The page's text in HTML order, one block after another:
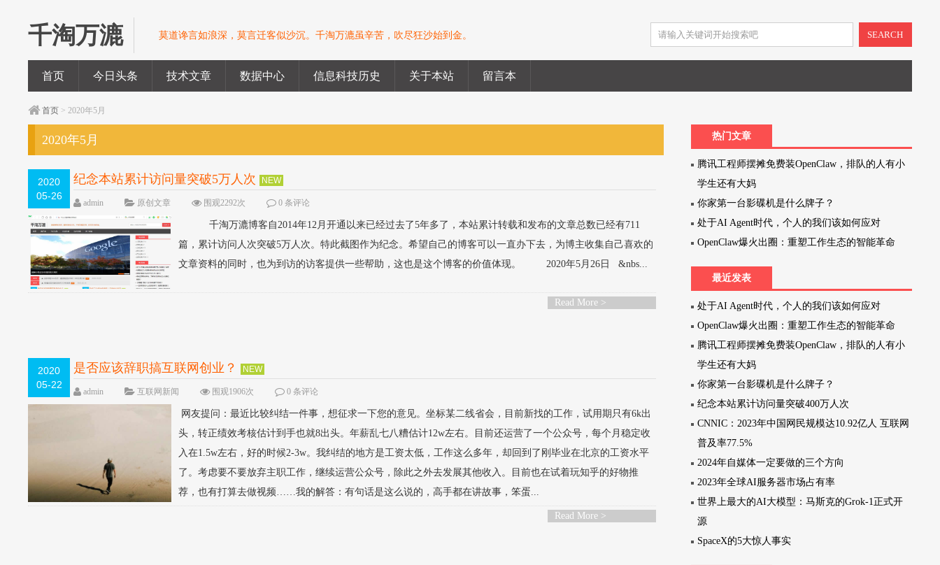
千淘万漉 莫道谗言如浪深，莫言迁客似沙沉。千淘万漉虽辛苦，吹尽狂沙始到金。 SEARCH
首页 今日头条 技术文章 数据中心 信息科技历史 关于本站 留言本
首页 > 2020年5月
2020年5月
2020
05-26
纪念本站累计访问量突破5万人次 NEW
admin 原创文章 围观2292次 0 条评论
千淘万漉博客自2014年12月开通以来已经过去了5年多了，本站累计转载和发布的文章总数已经有711
篇，累计访问人次突破5万人次。特此截图作为纪念。希望自己的博客可以一直办下去，为博主收集自己喜欢的
文章资料的同时，也为到访的访客提供一些帮助，这也是这个博客的价值体现。 2020年5月26日 &nbs...
Read More >
2020
05-22
是否应该辞职搞互联网创业？ NEW
admin 互联网新闻 围观1906次 0 条评论
网友提问：最近比较纠结一件事，想征求一下您的意见。坐标某二线省会，目前新找的工作，试用期只有6k出
头，转正绩效考核估计到手也就8出头。年薪乱七八糟估计12w左右。目前还运营了一个公众号，每个月稳定收
入在1.5w左右，好的时候2-3w。我纠结的地方是工资太低，工作这么多年，却回到了刚毕业在北京的工资水平
了。考虑要不要放弃主职工作，继续运营公众号，除此之外去发展其他收入。目前也在试着玩知乎的好物推
荐，也有打算去做视频……我的解答：有句话是这么说的，高手都在讲故事，笨蛋...
Read More >
热门文章
腾讯工程师摆摊免费装OpenClaw，排队的人有小
学生还有大妈
你家第一台影碟机是什么牌子？
处于AI Agent时代，个人的我们该如何应对
OpenClaw爆火出圈：重塑工作生态的智能革命
最近发表
处于AI Agent时代，个人的我们该如何应对
OpenClaw爆火出圈：重塑工作生态的智能革命
腾讯工程师摆摊免费装OpenClaw，排队的人有小
学生还有大妈
你家第一台影碟机是什么牌子？
纪念本站累计访问量突破400万人次
CNNIC：2023年中国网民规模达10.92亿人 互联网
普及率77.5%
2024年自媒体一定要做的三个方向
2023年全球AI服务器市场占有率
世界上最大的AI大模型：马斯克的Grok-1正式开
源
SpaceX的5大惊人事实